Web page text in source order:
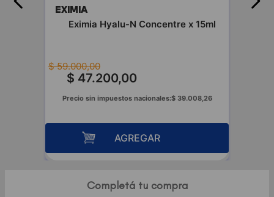
EXIMIA
Eximia Hyalu-N Concentre x 15ml
$ 59.000,00
$ 47.200,00
Precio sin impuestos nacionales:$ 39.008,26
AGREGAR
Completá tu compra